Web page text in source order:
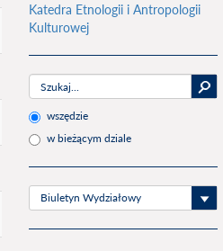
Katedra Etnologii i Antropologii
Kulturowej
wszędzie
w bieżącym dziale
Biuletyn Wydziałowy